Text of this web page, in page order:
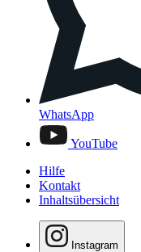
WhatsApp
YouTube
Hilfe
Kontakt
Inhaltsübersicht
Instagram